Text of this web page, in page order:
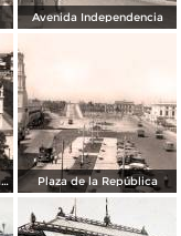
Avenida Independencia
Palacio Municipal y Plaza de Armas Plaza de la República